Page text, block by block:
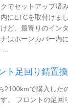
でセットアップ済
にETCを取付けま
ど、最寄りのイン
はホーンカバー内
ト足回り錆置
2100kmで購入した
。 フロントの足回